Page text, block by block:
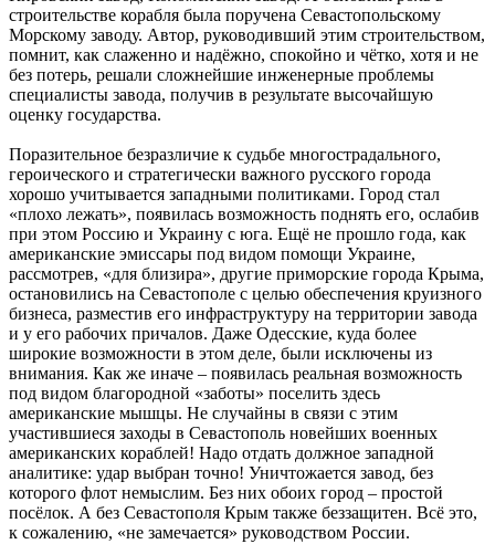
строительстве корабля была поручена Севастопольскому
Морскому заводу. Автор, руководивший этим строительством,
помнит, как слаженно и надёжно, спокойно и чётко, хотя и не
без потерь, решали сложнейшие инженерные проблемы
специалисты завода, получив в результате высочайшую
оценку государства.
Поразительное безразличие к судьбе многострадального,
героического и стратегически важного русского города
хорошо учитывается западными политиками. Город стал
«плохо лежать», появилась возможность поднять его, ослабив
при этом Россию и Украину с юга. Ещё не прошло года, как
американские эмиссары под видом помощи Украине,
рассмотрев, «для близира», другие приморские города Крыма,
остановились на Севастополе с целью обеспечения круизного
бизнеса, разместив его инфраструктуру на территории завода
и у его рабочих причалов. Даже Одесские, куда более
широкие возможности в этом деле, были исключены из
внимания. Как же иначе – появилась реальная возможность
под видом благородной «заботы» поселить здесь
американские мышцы. Не случайны в связи с этим
участившиеся заходы в Севастополь новейших военных
американских кораблей! Надо отдать должное западной
аналитике: удар выбран точно! Уничтожается завод, без
которого флот немыслим. Без них обоих город – простой
посёлок. А без Севастополя Крым также беззащитен. Всё это,
к сожалению, «не замечается» руководством России.